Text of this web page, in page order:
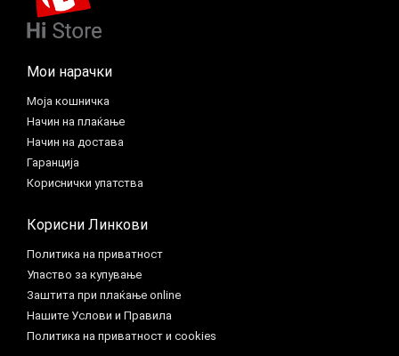
Мои нарачки
Моја кошничка
Начин на плаќање
Начин на достава
Гаранција
Кориснички упатства
Корисни Линкови
Политика на приватност
Упаство за купување
Заштита при плаќање online
Нашите Услови и Правила
Политика на приватност и cookies